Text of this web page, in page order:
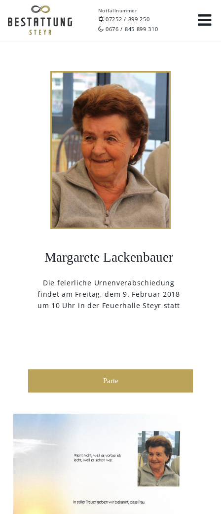
Notfallnummer
07252 / 899 250
0676 / 845 899 310
Margarete Lackenbauer
Die feierliche Urnenverabschiedung
findet am Freitag, dem 9. Februar 2018
um 10 Uhr in der Feuerhalle Steyr statt
Parte